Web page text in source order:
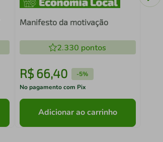
Manifesto da motivação
2.330 pontos
R$ 66,40 -5%
No pagamento com Pix
Adicionar ao carrinho